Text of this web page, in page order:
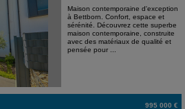
Maison contemporaine d'exception
à Bettborn. Confort, espace et
sérénité. Découvrez cette superbe
maison contemporaine, construite
avec des matériaux de qualité et
pensée pour ...
995 000 €